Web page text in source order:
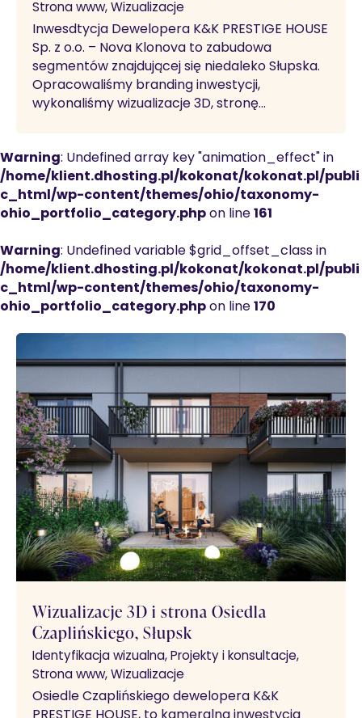
Strona www Wizualizacje
Inwesdtycja Dewelopera K&K PRESTIGE HOUSE
Sp. z o.o. – Nova Klonova to zabudowa
segmentów znajdującej się niedaleko Słupska.
Opracowaliśmy branding inwestycji,
wykonaliśmy wizualizacje 3D, stronę…
Warning: Undefined array key "animation_effect" in
/home/klient.dhosting.pl/kokonat/kokonat.pl/publi
c_html/wp-content/themes/ohio/taxonomy-
ohio_portfolio_category.php on line 161
Warning: Undefined variable $grid_offset_class in
/home/klient.dhosting.pl/kokonat/kokonat.pl/publi
c_html/wp-content/themes/ohio/taxonomy-
ohio_portfolio_category.php on line 170
Wizualizacje 3D i strona Osiedla
Czaplińskiego, Słupsk
Identyfikacja wizualna
Projekty i konsultacje
Strona www Wizualizacje
Osiedle Czaplińskiego dewelopera K&K